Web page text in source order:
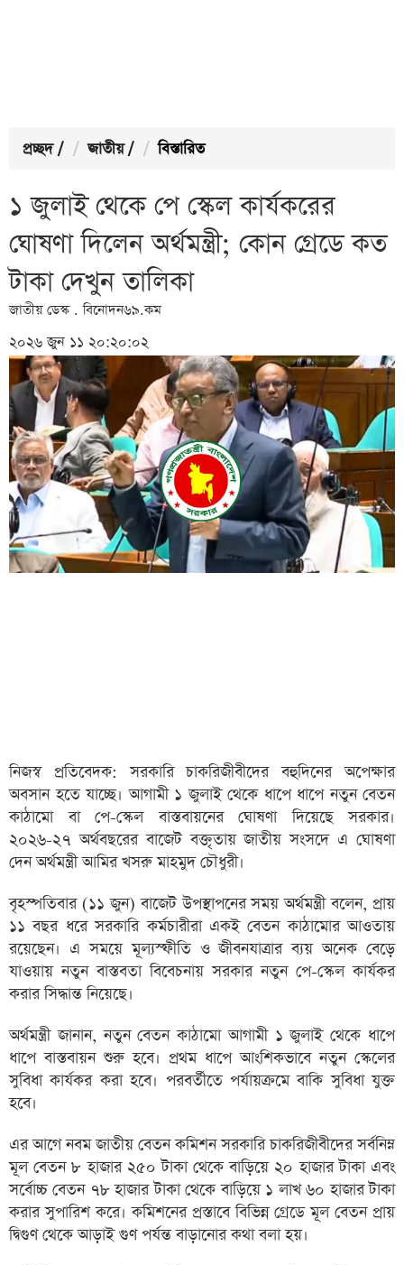
প্রচ্ছদ / জাতীয় / বিস্তারিত
১ জুলাই থেকে পে স্কেল কার্যকরের
ঘোষণা দিলেন অর্থমন্ত্রী; কোন গ্রেডে কত
টাকা দেখুন তালিকা
জাতীয় ডেস্ক . বিনোদন৬৯.কম
২০২৬ জুন ১১ ২০:২০:০২
নিজস্ব প্রতিবেদক: সরকারি চাকরিজীবীদের বহুদিনের অপেক্ষার
অবসান হতে যাচ্ছে। আগামী ১ জুলাই থেকে ধাপে ধাপে নতুন বেতন
কাঠামো বা পে-স্কেল বাস্তবায়নের ঘোষণা দিয়েছে সরকার।
২০২৬-২৭ অর্থবছরের বাজেট বক্তৃতায় জাতীয় সংসদে এ ঘোষণা
দেন অর্থমন্ত্রী আমির খসরু মাহমুদ চৌধুরী।
বৃহস্পতিবার (১১ জুন) বাজেট উপস্থাপনের সময় অর্থমন্ত্রী বলেন, প্রায়
১১ বছর ধরে সরকারি কর্মচারীরা একই বেতন কাঠামোর আওতায়
রয়েছেন। এ সময়ে মূল্যস্ফীতি ও জীবনযাত্রার ব্যয় অনেক বেড়ে
যাওয়ায় নতুন বাস্তবতা বিবেচনায় সরকার নতুন পে-স্কেল কার্যকর
করার সিদ্ধান্ত নিয়েছে।
অর্থমন্ত্রী জানান, নতুন বেতন কাঠামো আগামী ১ জুলাই থেকে ধাপে
ধাপে বাস্তবায়ন শুরু হবে। প্রথম ধাপে আংশিকভাবে নতুন স্কেলের
সুবিধা কার্যকর করা হবে। পরবর্তীতে পর্যায়ক্রমে বাকি সুবিধা যুক্ত
হবে।
এর আগে নবম জাতীয় বেতন কমিশন সরকারি চাকরিজীবীদের সর্বনিম্ন
মূল বেতন ৮ হাজার ২৫০ টাকা থেকে বাড়িয়ে ২০ হাজার টাকা এবং
সর্বোচ্চ বেতন ৭৮ হাজার টাকা থেকে বাড়িয়ে ১ লাখ ৬০ হাজার টাকা
করার সুপারিশ করে। কমিশনের প্রস্তাবে বিভিন্ন গ্রেডে মূল বেতন প্রায়
দ্বিগুণ থেকে আড়াই গুণ পর্যন্ত বাড়ানোর কথা বলা হয়।